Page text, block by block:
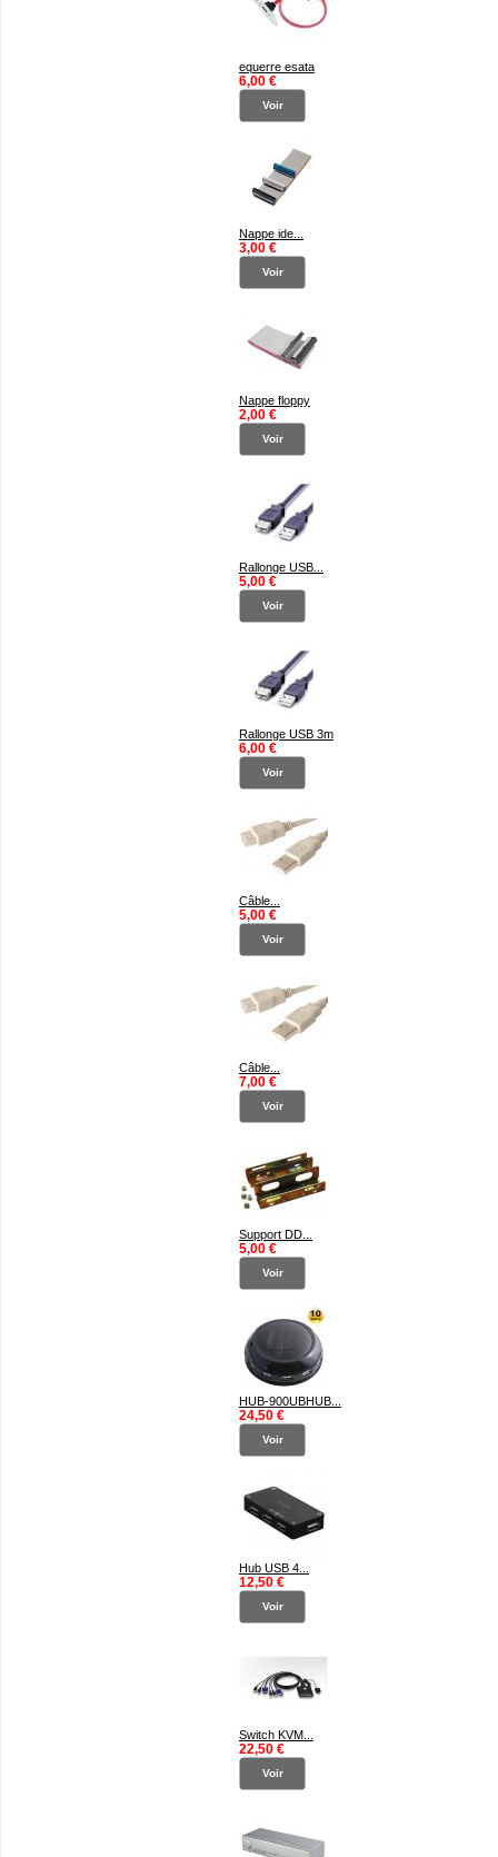
equerre esata
6,00 €
Voir
Nappe ide...
3,00 €
Voir
Nappe floppy
2,00 €
Voir
Rallonge USB...
5,00 €
Voir
Rallonge USB 3m
6,00 €
Voir
Câble...
5,00 €
Voir
Câble...
7,00 €
Voir
Support DD...
5,00 €
Voir
HUB-900UBHUB...
24,50 €
Voir
Hub USB 4...
12,50 €
Voir
Switch KVM...
22,50 €
Voir